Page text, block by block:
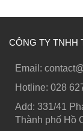
CÔNG TY TNHH
Email:
Hotline: ‭028
Add: 331/41
Thành phố Hồ